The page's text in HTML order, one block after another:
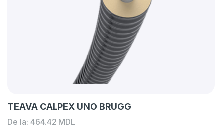
TEAVA CALPEX UNO BRUGG
De la: 464.42 MDL